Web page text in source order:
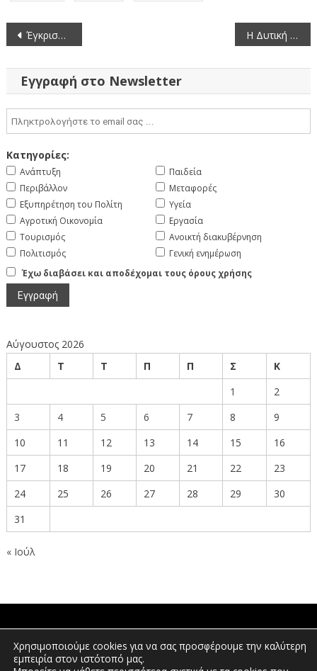
Πλοήγηση
άρθρων
Έγκριση Περιβαλλοντικών Όρων για το έργο: Μονάδα Αποθήκευσης Ηλεκτρικής Ενέργειας ισχύος 30,00MW στη θέση «ΣΚΑΦΗ» της Δ.Ε. Ελλησπόντου & Σερβίων Η Δυτική Μακεδονία αναδεικνύει την πολιτιστική της κληρονομιά: Πρόσκληση για την υποβολή προτάσεων για την Προστασία και Ανάδειξη της Πολιτιστικής Κληρονομιάς στο Πρόγραμμα «Δυτική Μακεδονία» 2021-2027
Εγγραφή στο Newsletter
Κατηγορίες:
Ανάπτυξη
Περιβάλλον
Εξυπηρέτηση του Πολίτη
Αγροτική Οικονομία
Τουρισμός
Πολιτισμός
Παιδεία
Μεταφορές
Υγεία
Εργασία
Ανοικτή διακυβέρνηση
Γενική ενημέρωση
Έχω διαβάσει και αποδέχομαι τους όρους χρήσης
Αύγουστος 2026
Δ
Τ Τ Π Π Σ
Κ
1
2
3
4 5 6 7 8
9
10
11 12 13 14 15
16
17
18 19 20 21 22
23
24
25 26 27 28 29
30
31
« Ιούλ
ΠΟΛΙΤΕΣ
Χρησιμοποιούμε cookies για να σας προσφέρουμε την καλύτερη
εμπειρία στον ιστότοπό μας.